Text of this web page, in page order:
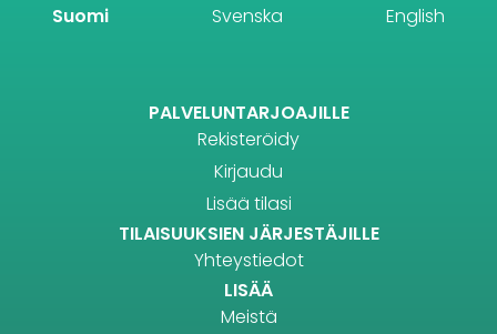
Suomi Svenska English
PALVELUNTARJOAJILLE
Rekisteröidy
Kirjaudu
Lisää tilasi
TILAISUUKSIEN JÄRJESTÄJILLE
Yhteystiedot
LISÄÄ
Meistä